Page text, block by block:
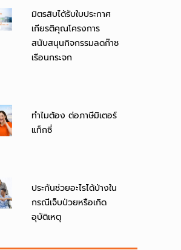
มิตรสิบได้รับใบประกาศ
เกียรติคุณโครงการ
สนับสนุนกิจกรรมลดก๊าซ
เรือนกระจก
ทำไมต้อง ต่อภาษีมิเตอร์
แท็กซี่
ประกันช่วยอะไรได้บ้างใน
กรณีเจ็บป่วยหรือเกิด
อุบัติเหตุ